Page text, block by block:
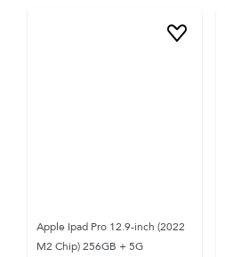
Apple Ipad Pro 12.9-inch (2022
M2 Chip) 256GB + 5G